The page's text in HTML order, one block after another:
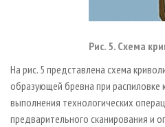
Рис. 5. Схема
На рис. 5 представлена схема
образующей бревна при распиловке
выполнения технологических
предварительного сканирования и